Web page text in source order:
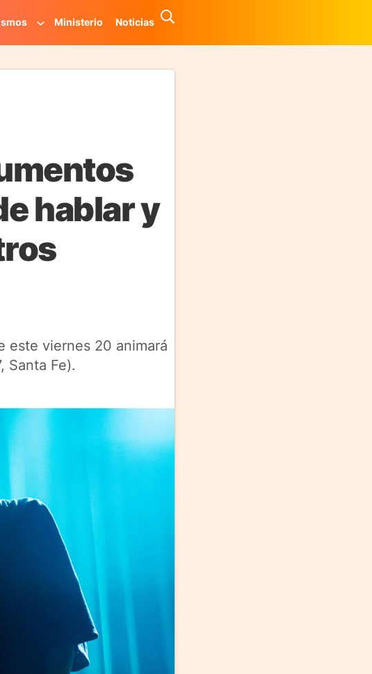
Ministerio Noticias
hablar y
este viernes 20 animará
Santa Fe).